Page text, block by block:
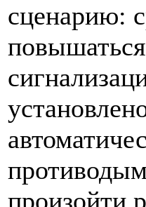
сценарию:
произойти